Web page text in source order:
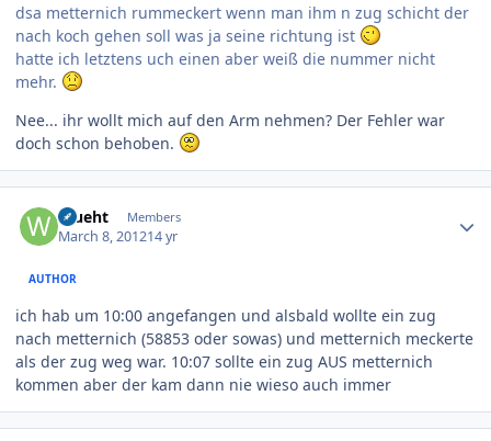
dsa metternich rummeckert wenn man ihm n zug schicht der
nach koch gehen soll was ja seine richtung ist
hatte ich letztens uch einen aber weiß die nummer nicht
mehr.
Nee... ihr wollt mich auf den Arm nehmen? Der Fehler war
doch schon behoben.
Wueht Members
March 8, 201214 yr
AUTHOR
ich hab um 10:00 angefangen und alsbald wollte ein zug
nach metternich (58853 oder sowas) und metternich meckerte
als der zug weg war. 10:07 sollte ein zug AUS metternich
kommen aber der kam dann nie wieso auch immer